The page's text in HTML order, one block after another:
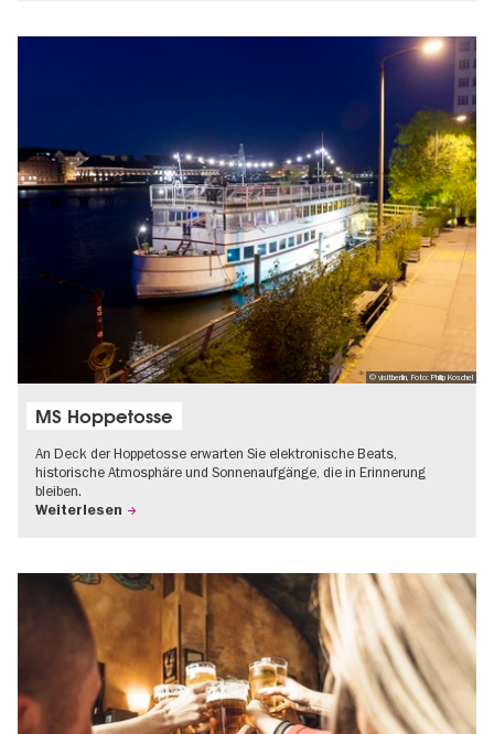
© visitberlin, Foto: Philip Koschel
MS Hoppetosse
An Deck der Hoppetosse erwarten Sie elektronische Beats,
historische Atmosphäre und Sonnenaufgänge, die in Erinnerung
bleiben.
Weiterlesen